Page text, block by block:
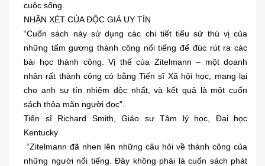
cuộc sống.
NHẬN XÉT CỦA ĐỘC GIẢ UY TÍN
“Cuốn sách này sử dụng các chi tiết tiểu sử thú vị của
những tấm gương thành công nổi tiếng để đúc rút ra các
bài học thành công. Vị thế của Zitelmann – một doanh
nhân rất thành công có bằng Tiến sĩ Xã hội học, mang lại
cho anh sự tín nhiệm độc nhất, và kết quả là một cuốn
sách thỏa mãn người đọc”.
Tiến sĩ Richard Smith, Giáo sư Tâm lý học, Đại học
Kentucky
“Zitelmann đã nhen lên những câu hỏi về thành công của
những người nổi tiếng. Đây không phải là cuốn sách phát